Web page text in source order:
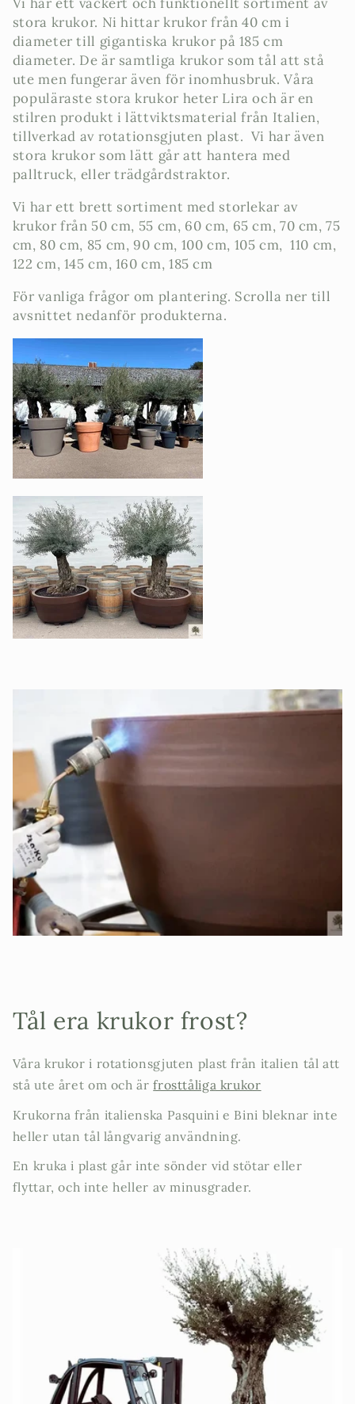
d
u
k
t
s
e
r
i
e
:
stora krukor. Ni hittar krukor från 40 cm i
diameter till gigantiska krukor på 185 cm
diameter. De är samtliga krukor som tål att stå
ute men fungerar även för inomhusbruk. Våra
populäraste stora krukor heter Lira och är en
stilren produkt i lättviktsmaterial från Italien,
tillverkad av rotationsgjuten plast. Vi har även
stora krukor som lätt går att hantera med
palltruck, eller trädgårdstraktor.
Vi har ett brett sortiment med storlekar av
krukor från 50 cm, 55 cm, 60 cm, 65 cm, 70 cm, 75
cm, 80 cm, 85 cm, 90 cm, 100 cm, 105 cm, 110 cm,
122 cm, 145 cm, 160 cm, 185 cm
För vanliga frågor om plantering. Scrolla ner till
avsnittet nedanför produkterna.
Tål era krukor frost?
Våra krukor i rotationsgjuten plast från italien tål att
stå ute året om och ärfrosttåliga krukor
Krukorna från italienska Pasquini e Bini bleknar inte
heller utan tål långvarig användning.
En kruka i plast går inte sönder vid stötar eller
flyttar, och inte heller av minusgrader.